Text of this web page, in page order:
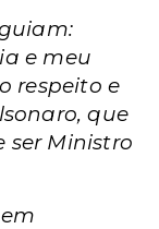
e meu
respeito e
que
ser Ministro